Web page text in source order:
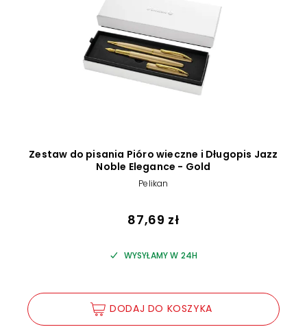
Zestaw do pisania Pióro wieczne i Długopis Jazz
Noble Elegance - Gold
Pelikan
87,69 zł
WYSYŁAMY W 24H
DODAJ DO KOSZYKA